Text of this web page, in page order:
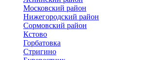
Московский район
Нижегородский район
Сормовский район
Кстово
Горбатовка
Стригино